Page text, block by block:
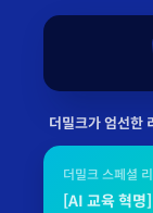
더밀크가 엄선한
더밀크 스페셜
[AI 교육 혁명